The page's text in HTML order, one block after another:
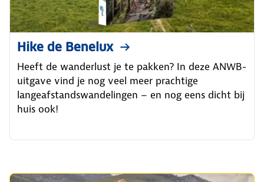
Hike de Benelux
Heeft de wanderlust je te pakken? In deze ANWB-
uitgave vind je nog veel meer prachtige
langeafstandswandelingen – en nog eens dicht bij
huis ook!